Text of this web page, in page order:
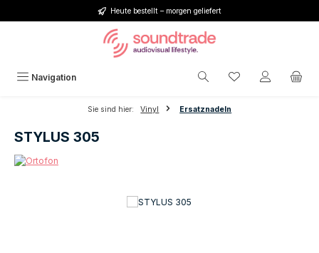
Zum Hauptinhalt springenHeute bestellt – morgen geliefert
Navigation Du hast 0
Sie sind hier: Vinyl Ersatznadeln
STYLUS 305